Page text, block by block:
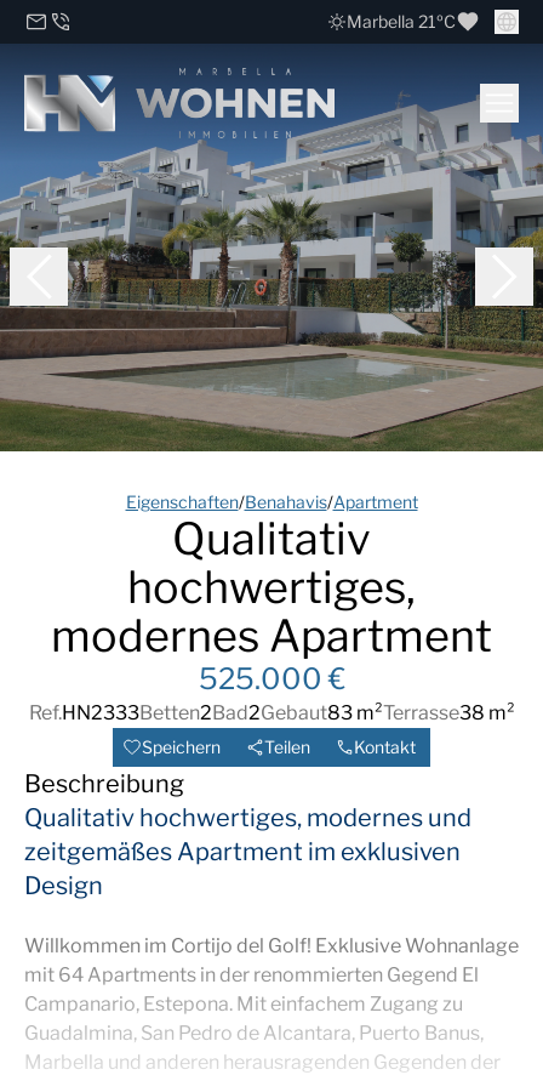
Marbella 21ºC
Eigenschaften/Benahavis/Apartment
Qualitativ
hochwertiges,
modernes Apartment
525.000 €
Ref.HN2333Betten2Bad2Gebaut83 m²Terrasse38 m²
Speichern Teilen Kontakt
Beschreibung
Qualitativ hochwertiges, modernes und
zeitgemäßes Apartment im exklusiven
Design
Willkommen im Cortijo del Golf! Exklusive Wohnanlage
mit 64 Apartments in der renommierten Gegend El
Campanario, Estepona. Mit einfachem Zugang zu
Guadalmina, San Pedro de Alcantara, Puerto Banus,
Marbella und anderen herausragenden Gegenden der